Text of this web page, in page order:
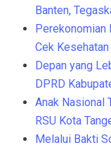
Banten,
Perekonomian
Cek
Depan yang
DPRD
Anak Nasional
RSU Kota
Melalui Bakti